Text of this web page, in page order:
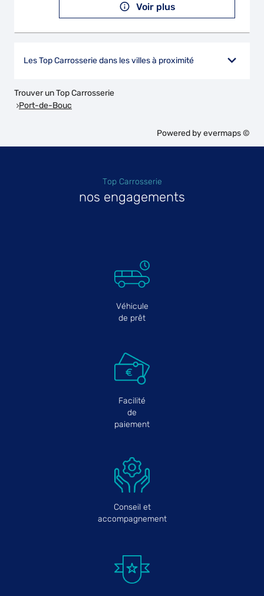
Voir plus
Les Top Carrosserie dans les villes à proximité
Trouver un Top Carrosserie
Port-de-Bouc
Powered byevermaps ©
Top Carrosserie
nos engagements
Véhicule
de prêt
Facilité
de
paiement
Conseil et
accompagnement